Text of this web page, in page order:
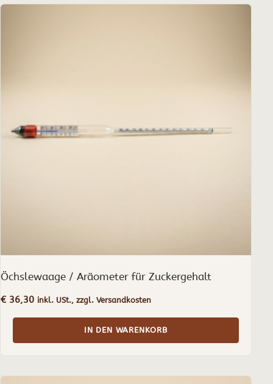
Öchslewaage / Aräometer für Zuckergehalt
€36,30 inkl. USt., zzgl. Versandkosten
IN DEN WARENKORB